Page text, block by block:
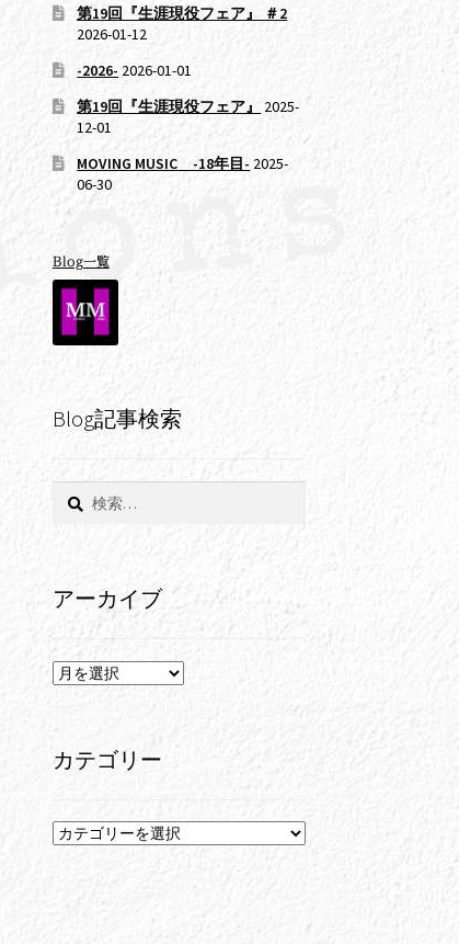
第19回『生涯現役フェア』 ＃2
2026-01-12
-2026- 2026-01-01
第19回『生涯現役フェア』
2025-
12-01
MOVING MUSIC -18年目- 2025-
06-30
Blog一覧
Blog記事検索
アーカイブ
ア
ブ
カテゴリー
カ
ー